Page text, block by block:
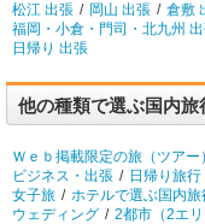
松江 出張 / 岡山 出張 / 倉敷
福岡・小倉・門司・北九州
日帰り 出張
他の種類で選ぶ国内旅
Ｗｅｂ掲載限定の旅（ツアー）
ビジネス・出張 / 日帰り旅行
女子旅 / ホテルで選ぶ国内旅
ウェディング / 2都市（2エ